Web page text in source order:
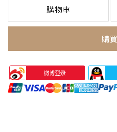
購物車
購買
微博登录